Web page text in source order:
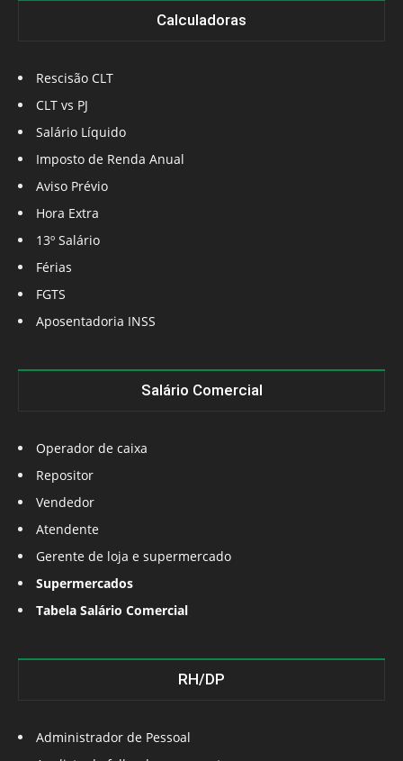
Calculadoras
Rescisão CLT
CLT vs PJ
Salário Líquido
Imposto de Renda Anual
Aviso Prévio
Hora Extra
13º Salário
Férias
FGTS
Aposentadoria INSS
Salário Comercial
Operador de caixa
Repositor
Vendedor
Atendente
Gerente de loja e supermercado
Supermercados
Tabela Salário Comercial
RH/DP
Administrador de Pessoal